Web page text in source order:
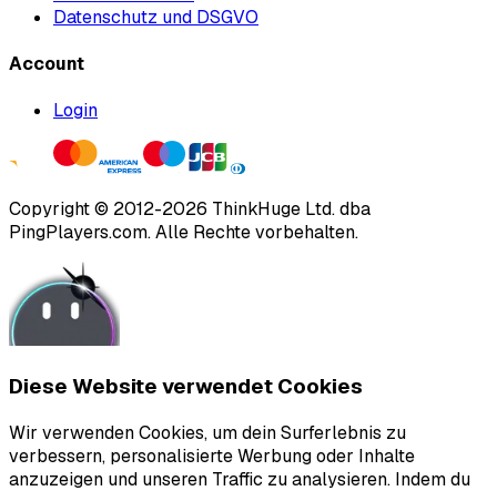
Datenschutz und DSGVO
Account
Login
Copyright © 2012-2026 ThinkHuge Ltd.dba
PingPlayers.com.Alle Rechte vorbehalten.
Diese Website verwendet Cookies
Wir verwenden Cookies, um dein Surferlebnis zu
verbessern, personalisierte Werbung oder Inhalte
anzuzeigen und unseren Traffic zu analysieren. Indem du